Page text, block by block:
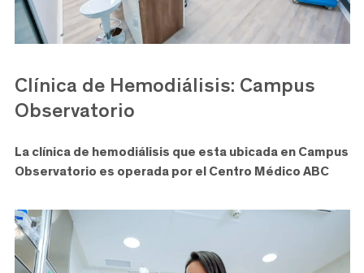
Clínica de Hemodiálisis: Campus
Observatorio
La clínica de hemodiálisis que esta ubicada en Campus
Observatorio es operada por el Centro Médico ABC